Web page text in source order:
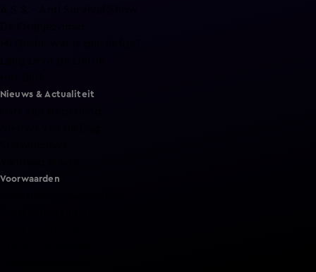
Nieuws & Actualiteit
Voorwaarden